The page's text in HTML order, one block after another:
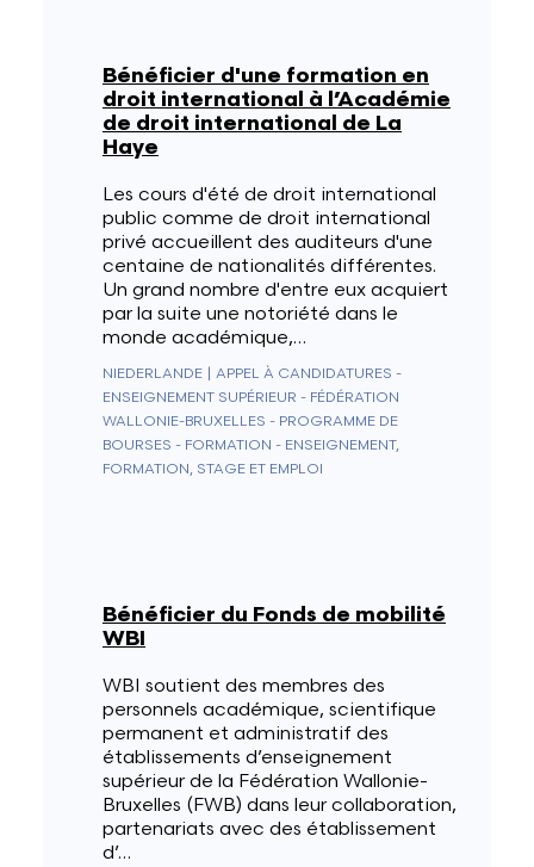
Bénéficier d'une formation en
droit international à l’Académie
de droit international de La
Haye
Les cours d'été de droit international
public comme de droit international
privé accueillent des auditeurs d'une
centaine de nationalités différentes.
Un grand nombre d'entre eux acquiert
par la suite une notoriété dans le
monde académique,…
NIEDERLANDE
APPEL À CANDIDATURES -
ENSEIGNEMENT SUPÉRIEUR - FÉDÉRATION
WALLONIE-BRUXELLES - PROGRAMME DE
BOURSES - FORMATION - ENSEIGNEMENT,
FORMATION, STAGE ET EMPLOI
Bénéficier du Fonds de mobilité
WBI
WBI soutient des membres des
personnels académique, scientifique
permanent et administratif des
établissements d’enseignement
supérieur de la Fédération Wallonie-
Bruxelles (FWB) dans leur collaboration,
partenariats avec des établissement
d’…